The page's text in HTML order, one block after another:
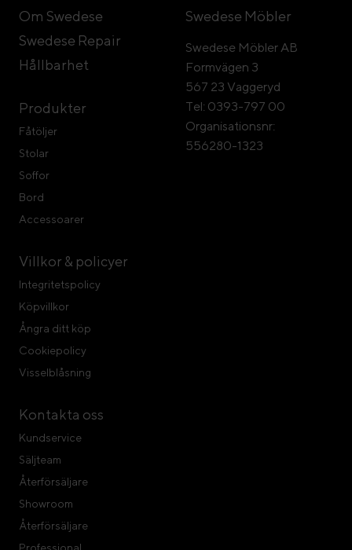
Om Swedese
Swedese Repair
Hållbarhet
Produkter
Fåtöljer
Stolar
Soffor
Bord
Accessoarer
Villkor & policyer
Integritetspolicy
Köpvillkor
Ångra ditt köp
Cookiepolicy
Visselblåsning
Kontakta oss
Kundservice
Säljteam
Återförsäljare
Showroom
Återförsäljare
Professional
Swedese Möbler
Swedese Möbler AB
Formvägen 3
567 23 Vaggeryd
Tel: 0393-797 00
Organisationsnr:
556280-1323